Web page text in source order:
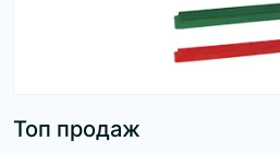
Топ продаж